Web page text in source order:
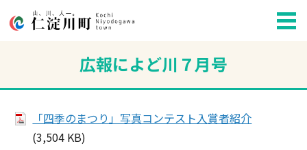
広報によど川７月号
「四季のまつり」写真コンテスト入賞者紹介
(3,504 KB)